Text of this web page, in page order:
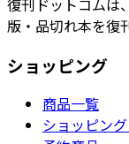
復刊ドットコムは
版・品切れ本を復
ショッピング
商品一覧
ショッピン